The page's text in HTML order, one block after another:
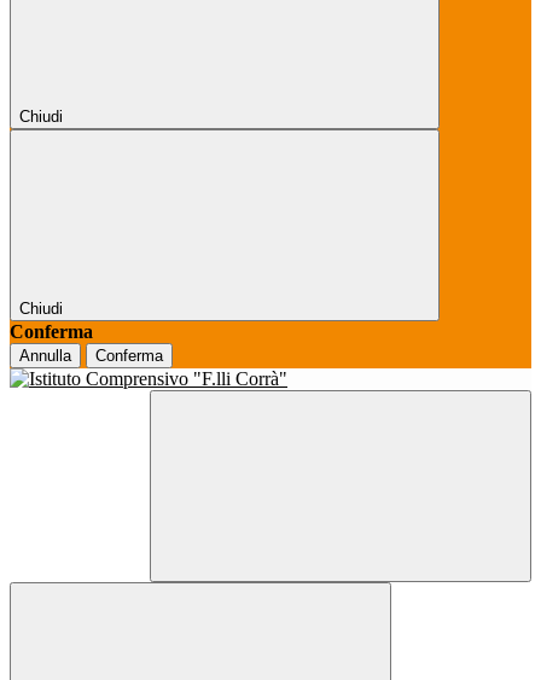
Chiudi
Chiudi
Conferma
Annulla Conferma